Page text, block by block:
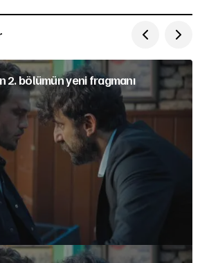
2. bölümün yeni fragmanı